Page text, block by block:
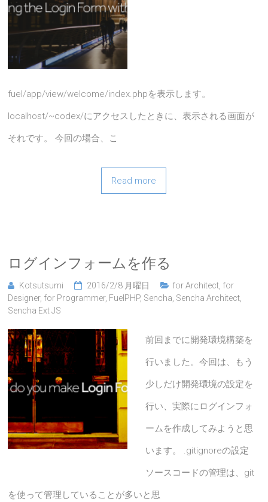
fuel/app/view/welcome/index.phpを表示します。
localhost/~codex/にアクセスしたときに、表示される画面が
それです。 今回の場合、こ
Read more
ログインフォームを作る
Kotsutsumi 2016/2/8 月曜日 for Architect, for
Designer, for Programmer, FuelPHP, Sencha, Sencha Architect,
Sencha Ext JS
前回までに開発環境構築を
行いました。今回は、もう
少しだけ開発環境の設定を
行い、実際にログインフォ
ームを作成してみようと思
います。 .gitignoreの設定
ソースコードの管理は、git
を使って管理していることが多いと思